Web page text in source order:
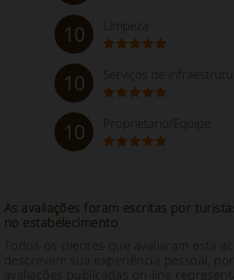
10 Limpeza
10 Serviços de
10 Proprietário/Equipe
As avaliações foram escritas por
no estabelecimento
Todos os clientes que avaliaram esta
descrevem sua experiência pessoal,
avaliações publicadas on-line